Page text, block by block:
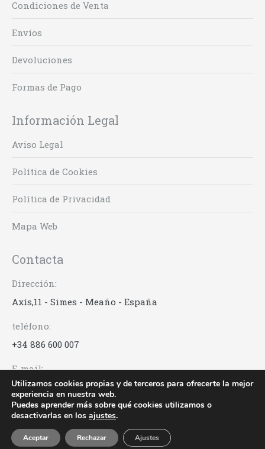
Condiciones de Venta
Envíos
Devoluciones
Formas de Pago
Información Legal
Aviso Legal
Política de Cookies
Política de Privacidad
Mapa Web
Contacta
Dirección:
Axís,11 - Simes - Meaño - España
teléfono:
+34 886 600 007
E-mail:
info@anadigna.com
Anadigna | Rías Baixas Albariño © 2017 -
Utilizamos cookies propias y de terceros para ofrecerte la mejor
experiencia en nuestra web.
Puedes aprender más sobre qué cookies utilizamos o
desactivarlas en los ajustes.
Aceptar Rechazar Ajustes